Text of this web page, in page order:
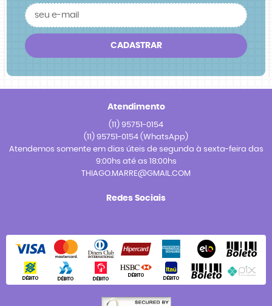
CADASTRAR
Atendimento
(11) 95751-0154
(11) 95751-0154 (WhatsApp)
Atendemos somente em dias úteis de segunda à sexta-feira das
9:00hs até as 18:00hs
THIAGO.MARRE@GMAIL.COM
Redes Sociais